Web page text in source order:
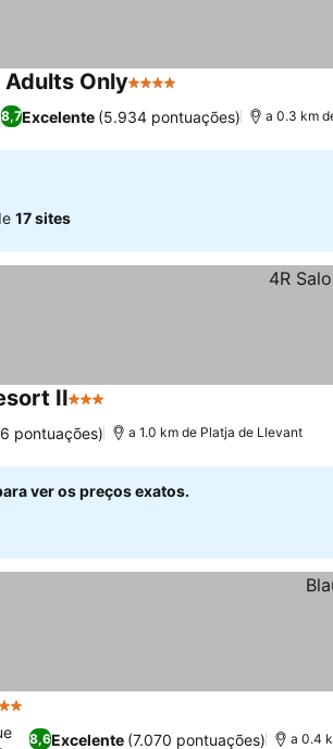
Only4 Estrelas
8,7Excelente (5.934 pontuações) a 0.3 km
17 sites
II3 Estrelas
pontuações) a 1.0 km de Platja de Llevant
ver os preços exatos.
8,6Excelente (7.070 pontuações) a 0.4